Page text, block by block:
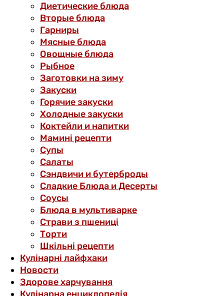
Диетические блюда
Вторые блюда
Гарниры
Мясные блюда
Овощные блюда
Рыбное
Заготовки на зиму
Закуски
Горячие закуски
Холодные закуски
Коктейли и напитки
Мамині рецепти
Супы
Салаты
Сэндвичи и бутерброды
Сладкие Блюда и Десерты
Соусы
Блюда в мультиварке
Страви з пшениці
Торти
Шкільні рецепти
Кулінарні лайфхаки
Новости
Здорове харчування